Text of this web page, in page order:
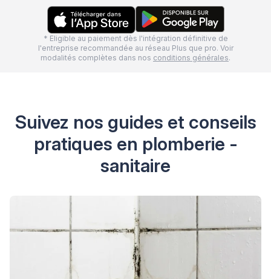
* Eligible au paiement dès l'intégration définitive de
l'entreprise recommandée au réseau Plus que pro. Voir
modalités complètes dans nos conditions générales.
Suivez nos guides et conseils
pratiques en plomberie -
sanitaire